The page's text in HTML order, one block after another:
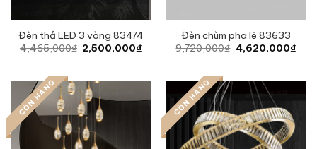
Đèn thả LED 3 vòng 83474
4,465,000₫ Original
price
2,500,000₫ Current
Đèn chùm pha lê 83633
9,720,000₫ Original
price
4,620,000₫
CÒN HÀNG CÒN HÀNG